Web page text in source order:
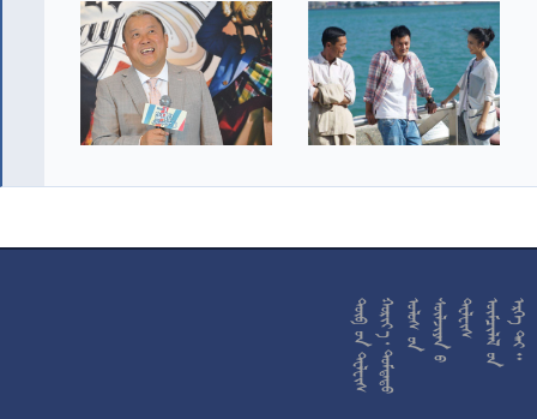










































































































